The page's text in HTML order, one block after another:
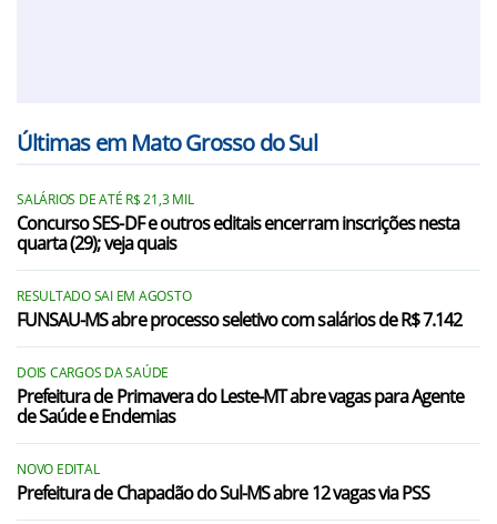
Últimas em Mato Grosso do Sul
SALÁRIOS DE ATÉ R$ 21,3 MIL
Concurso SES-DF e outros editais encerram inscrições nesta
quarta (29); veja quais
RESULTADO SAI EM AGOSTO
FUNSAU-MS abre processo seletivo com salários de R$ 7.142
DOIS CARGOS DA SAÚDE
Prefeitura de Primavera do Leste-MT abre vagas para Agente
de Saúde e Endemias
NOVO EDITAL
Prefeitura de Chapadão do Sul-MS abre 12 vagas via PSS